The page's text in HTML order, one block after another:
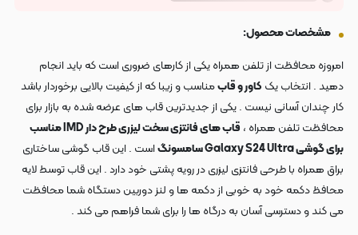
مشخصات محصول:
امروزه محافظت از تلفن همراه یکی از کارهای ضروری است که باید انجام
دهید . انتخاب یک کاور و قابمناسب و زیبا که از کیفیت بالایی برخوردار باشد
کار چندان آسانی نیست . یکی از جدیدترین قاب های عرضه شده به بازار برای
محافظت تلفن همراه ،
قاب های فانتزی سخت لیزری طرح دار IMD مناسب
برای گوشی Galaxy S24 Ultra سامسونگ
است . این قاب گوشی ساختاری
براق همراه با طرحی فانتزی لیزری در رویه پشتی خود دارد . این قاب توسط لایه
محافظ دکمه خود به خوبی از دکمه ها و لنز دوربین دستگاه شما محافظت
می کند و دسترسی آسان به درگاه ها را برای شما فراهم می کند .